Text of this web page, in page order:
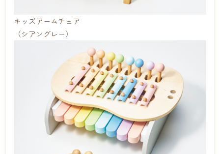
キッズアームチェア
（シアングレー）